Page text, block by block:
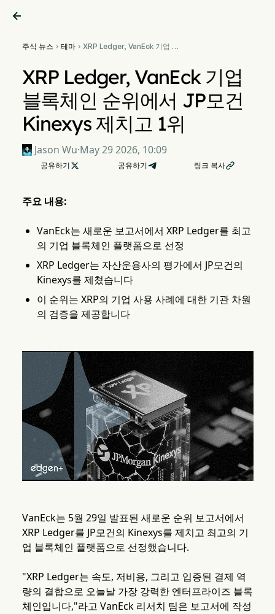

주식 뉴스  테마 XRP Ledger, VanEck 기업 블
XRP Ledger, VanEck 기업
블록체인 순위에서 JP모건
Kinexys 제치고 1위
Jason Wu·May 29 2026, 10:09
공유하기  공유하기 링크 복사
주요 내용:
VanEck는 새로운 보고서에서 XRP Ledger를 최고
의 기업 블록체인 플랫폼으로 선정
XRP Ledger는 자산운용사의 평가에서 JP모건의
Kinexys를 제쳤습니다
이 순위는 XRP의 기업 사용 사례에 대한 기관 차원
의 검증을 제공합니다
VanEck는 5월 29일 발표된 새로운 순위 보고서에서
XRP Ledger를 JP모건의 Kinexys를 제치고 최고의 기
업 블록체인 플랫폼으로 선정했습니다.
"XRP Ledger는 속도, 저비용, 그리고 입증된 결제 역
량의 결합으로 오늘날 가장 강력한 엔터프라이즈 블록
체인입니다,"라고 VanEck 리서치 팀은 보고서에 작성